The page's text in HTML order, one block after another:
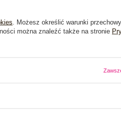
. Możesz określić warunki
można znaleźć także na stronie